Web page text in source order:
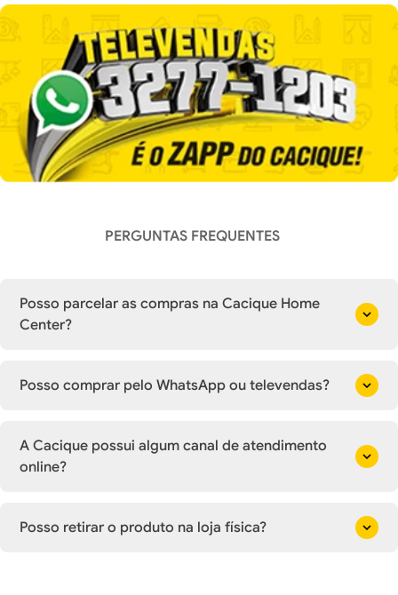
PERGUNTAS FREQUENTES
Posso parcelar as compras na Cacique Home
Center?
Posso comprar pelo WhatsApp ou televendas?
A Cacique possui algum canal de atendimento
online?
Posso retirar o produto na loja física?